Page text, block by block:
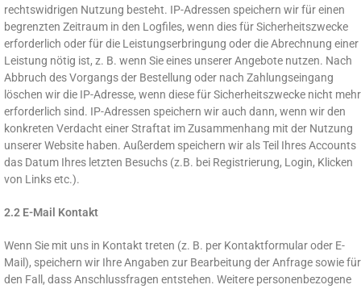
rechtswidrigen Nutzung besteht. IP-Adressen speichern wir für einen
begrenzten Zeitraum in den Logfiles, wenn dies für Sicherheitszwecke
erforderlich oder für die Leistungserbringung oder die Abrechnung einer
Leistung nötig ist, z. B. wenn Sie eines unserer Angebote nutzen. Nach
Abbruch des Vorgangs der Bestellung oder nach Zahlungseingang
löschen wir die IP-Adresse, wenn diese für Sicherheitszwecke nicht mehr
erforderlich sind. IP-Adressen speichern wir auch dann, wenn wir den
konkreten Verdacht einer Straftat im Zusammenhang mit der Nutzung
unserer Website haben. Außerdem speichern wir als Teil Ihres Accounts
das Datum Ihres letzten Besuchs (z.B. bei Registrierung, Login, Klicken
von Links etc.).
2.2 E-Mail Kontakt
Wenn Sie mit uns in Kontakt treten (z. B. per Kontaktformular oder E-
Mail), speichern wir Ihre Angaben zur Bearbeitung der Anfrage sowie für
den Fall, dass Anschlussfragen entstehen. Weitere personenbezogene